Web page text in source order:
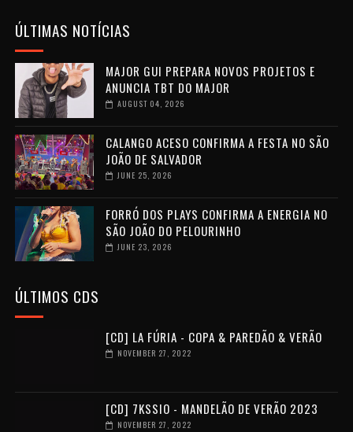
ÚLTIMAS NOTÍCIAS
MAJOR GUI PREPARA NOVOS PROJETOS E
ANUNCIA TBT DO MAJOR
AUGUST 04, 2026
CALANGO ACESO CONFIRMA A FESTA NO SÃO
JOÃO DE SALVADOR
JUNE 25, 2026
FORRÓ DOS PLAYS CONFIRMA A ENERGIA NO
SÃO JOÃO DO PELOURINHO
JUNE 23, 2026
ÚLTIMOS CDS
[CD] LA FÚRIA - COPA & PAREDÃO & VERÃO
NOVEMBER 27, 2022
[CD] 7KSSIO - MANDELÃO DE VERÃO 2023
NOVEMBER 27, 2022